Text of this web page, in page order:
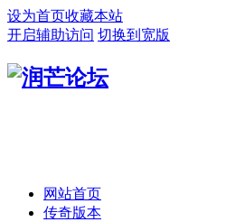
设为首页收藏本站
开启辅助访问 切换到宽版
网站首页
传奇版本